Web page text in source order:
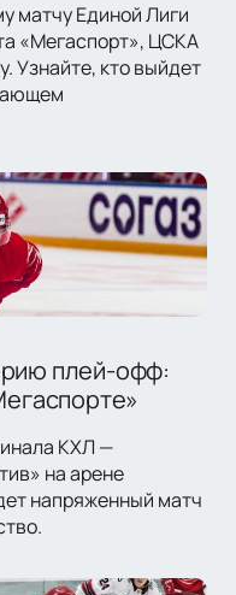
матчу Единой Лиги
«Мегаспорт», ЦСКА
Узнайте, кто выйдет
плей-офф:
КХЛ —
на арене
напряженный матч